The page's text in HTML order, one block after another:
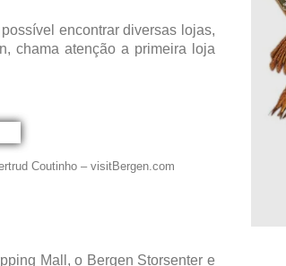
encontrar diversas lojas,
chama atenção a primeira loja
Coutinho – visitBergen.com
Mall, o Bergen Storsenter e